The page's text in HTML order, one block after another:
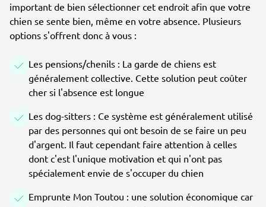
important de bien sélectionner cet endroit afin que votre
chien se sente bien, même en votre absence. Plusieurs
options s'offrent donc à vous :
Les pensions/chenils : La garde de chiens est
généralement collective. Cette solution peut coûter
cher si l'absence est longue
Les dog-sitters : Ce système est généralement utilisé
par des personnes qui ont besoin de se faire un peu
d'argent. Il faut cependant faire attention à celles
dont c'est l'unique motivation et qui n'ont pas
spécialement envie de s'occuper du chien
Emprunte Mon Toutou : une solution économique car